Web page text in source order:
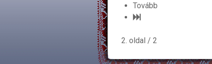
Tovább
2. oldal / 2